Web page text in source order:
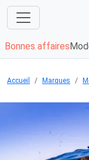
Bonnes affaires
Accueil Marques